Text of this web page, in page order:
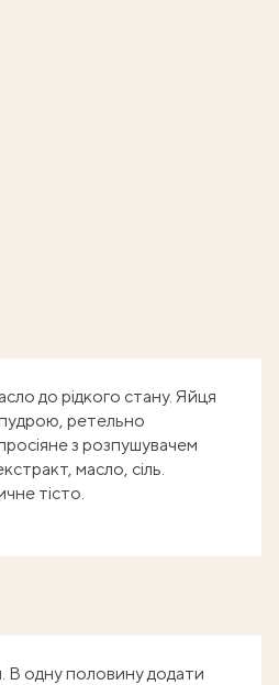
до рідкого стану. Яйця
ретельно
з розпушувачем
масло, сіль.
тісто.
В одну половину додати